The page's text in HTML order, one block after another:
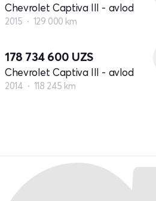
Chevrolet Captiva III - avlod
2015 129 000 km
178 734 600 UZS
Chevrolet Captiva III - avlod
2014 118 245 km